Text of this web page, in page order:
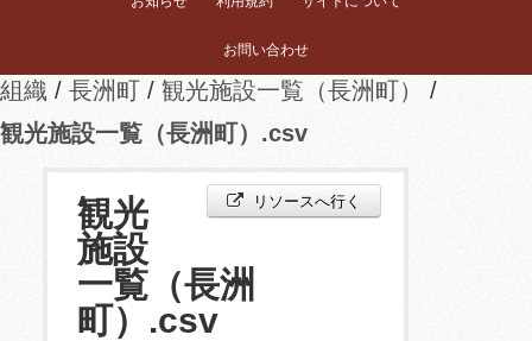
お問い合わせ
組織 長洲町
観光施設一覧（長洲町）
観光施設一覧（長洲町）.csv
リソースへ行く
観光
施設
一覧（長洲
町）.csv